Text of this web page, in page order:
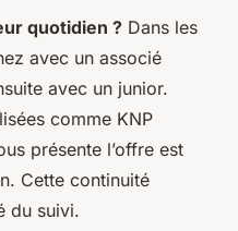
quotidien ? Dans les
avec un associé
avec un junior.
comme KNP
présente l’offre est
Cette continuité
du suivi.